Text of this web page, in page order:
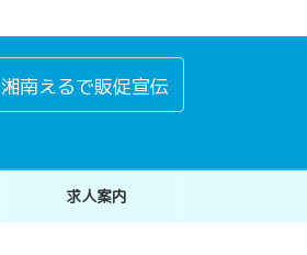
湘南えるで販促宣伝
求人案内